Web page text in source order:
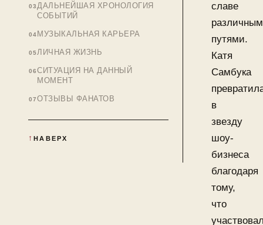
ДАЛЬНЕЙШАЯ ХРОНОЛОГИЯ
СОБЫТИЙ
МУЗЫКАЛЬНАЯ КАРЬЕРА
ЛИЧНАЯ ЖИЗНЬ
СИТУАЦИЯ НА ДАННЫЙ
МОМЕНТ
ОТЗЫВЫ ФАНАТОВ
НАВЕРХ
славе
путями.
Катя
Самбука
в
звезду
шоу-
бизнеса
благодаря
тому,
что